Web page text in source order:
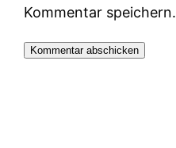
Kommentar speichern.